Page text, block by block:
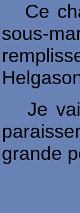
Ce
sous-
Je
grande